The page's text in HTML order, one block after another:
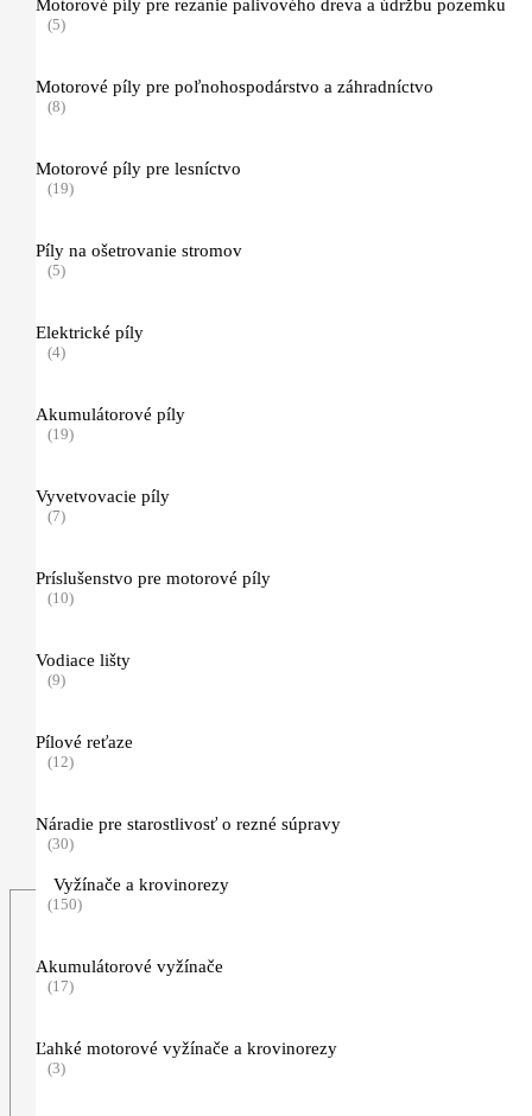
ADVANCE
Function ERGO
PROTECT MS
Pracovné a ochranné odevy do terénu
Ochranné odevy pre prácu s krovinorezom, príslušenstvo
Funkčné oblečenie (spodné prádlo)
Ochrana hlavy, zraku a sluchu
Pracovné rukavice
Traky, opasky a príslušenstvo
Nezaradené
(2)
(123)
Motorové píly pre rezanie palivového dreva a údržbu pozemku
(5)
Motorové píly pre poľnohospodárstvo a záhradníctvo
(8)
Motorové píly pre lesníctvo
(19)
Píly na ošetrovanie stromov
(5)
Elektrické píly
(4)
Akumulátorové píly
(19)
Vyvetvovacie píly
(7)
Príslušenstvo pre motorové píly
(10)
Vodiace lišty
(9)
Pílové reťaze
(12)
Náradie pre starostlivosť o rezné súpravy
(30)
Vyžínače a krovinorezy
(150)
Akumulátorové vyžínače
(17)
Ľahké motorové vyžínače a krovinorezy
(3)